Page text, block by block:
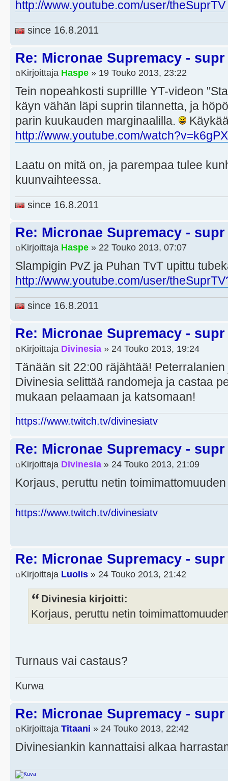
http://www.youtube.com/user/theSuprTV
since 16.8.2011
Re: Micronae Supremacy - supr
Kirjoittaja Haspe » 19 Touko 2013, 23:22
Tein nopeahkosti suprillle YT-videon
käyn vähän läpi suprin tilannetta, ja
parin kuukauden marginaalilla.
http://www.youtube.com/
Laatu on mitä on, ja parempaa tulee
kuunvaihteessa.
since 16.8.2011
Re: Micronae Supremacy - supr
Kirjoittaja Haspe » 22 Touko 2013, 07:07
Slampigin PvZ ja Puhan TvT upittu
http://www.youtube.com/user/
since 16.8.2011
Re: Micronae Supremacy - supr
Kirjoittaja Divinesia » 24 Touko 2013, 19:24
Tänään sit 22:00 räjähtää!
Divinesia selittää randomeja ja castaa
mukaan pelaamaan ja katsomaan!
https://www.twitch.tv/divinesiatv
Re: Micronae Supremacy - supr
Kirjoittaja Divinesia » 24 Touko 2013, 21:09
Korjaus, peruttu netin
https://www.twitch.tv/divinesiatv
Re: Micronae Supremacy - supr
Kirjoittaja Luolis » 24 Touko 2013, 21:42
Divinesia kirjoitti:
Korjaus, peruttu netin
Turnaus vai castaus?
Kurwa
Re: Micronae Supremacy - supr
Kirjoittaja Titaani » 24 Touko 2013, 22:42
Divinesiankin kannattaisi alkaa